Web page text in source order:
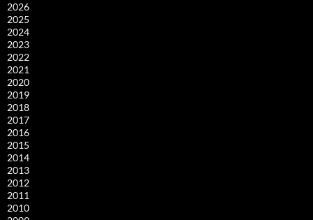
2026
2025
2024
2023
2022
2021
2020
2019
2018
2017
2016
2015
2014
2013
2012
2011
2010